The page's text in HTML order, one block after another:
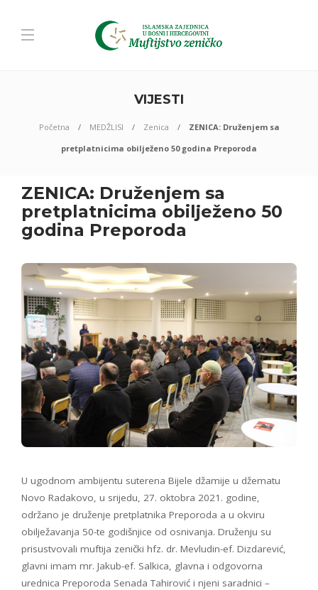
VIJESTI
Početna MEDŽLISI Zenica
ZENICA: Druženjem sa
pretplatnicima obilježeno 50 godina Preporoda
ZENICA: Druženjem sa
pretplatnicima obilježeno 50
godina Preporoda
U ugodnom ambijentu suterena Bijele džamije u džematu
Novo Radakovo, u srijedu, 27. oktobra 2021. godine,
održano je druženje pretplatnika Preporoda a u okviru
obilježavanja 50-te godišnjice od osnivanja. Druženju su
prisustvovali muftija zenički hfz. dr. Mevludin-ef. Dizdarević,
glavni imam mr. Jakub-ef. Salkica, glavna i odgovorna
urednica Preporoda Senada Tahirović i njeni saradnici –